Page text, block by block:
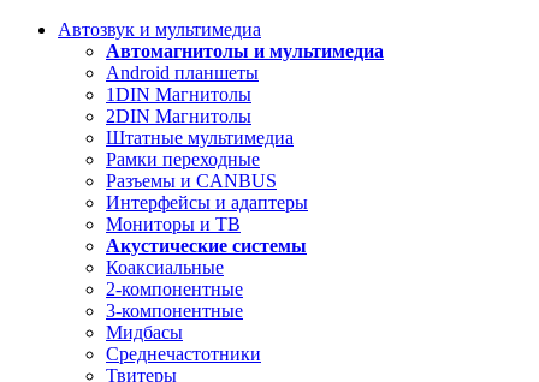
Автозвук и мультимедиа
Автомагнитолы и мультимедиа
Android планшеты
1DIN Магнитолы
2DIN Магнитолы
Штатные мультимедиа
Рамки переходные
Разъемы и CANBUS
Интерфейсы и адаптеры
Мониторы и ТВ
Акустические системы
Коаксиальные
2-компонентные
3-компонентные
Мидбасы
Среднечастотники
Твитеры